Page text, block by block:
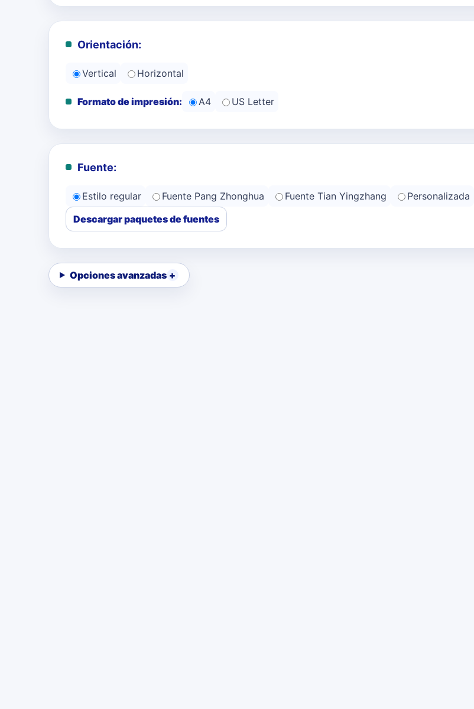
Orientación:
Vertical Horizontal
Formato de impresión: A4 US Letter
Fuente:
Estilo regular Fuente Pang Zhonghua Fuente Tian Yingzhang
Personalizada
Descargar paquetes de fuentes
Opciones avanzadas